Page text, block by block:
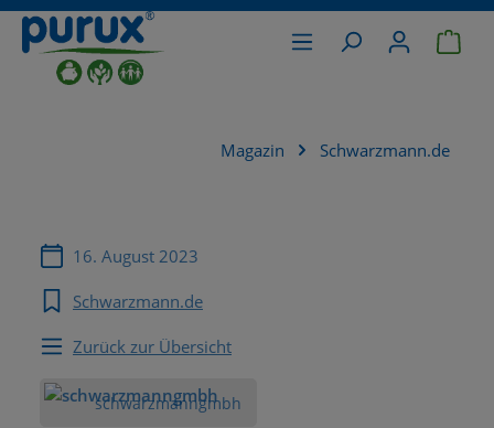
springen
Magazin Schwarzmann.de
16. August 2023
Schwarzmann.de
Zurück zur Übersicht
schwarzmanngmbh